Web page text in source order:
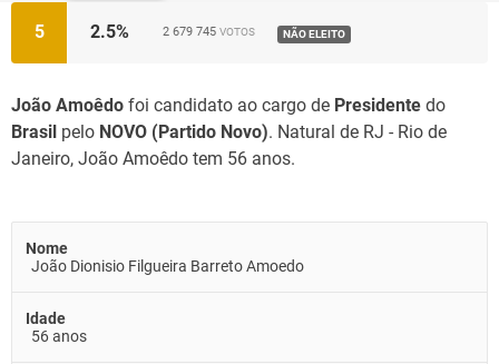
5 2.5% 2 679 745 VOTOS NÃO ELEITO
João Amoêdo foi candidato ao cargo de Presidente do
Brasil pelo NOVO (Partido Novo). Natural de RJ - Rio de
Janeiro, João Amoêdo tem 56 anos.
Nome
João Dionisio Filgueira Barreto Amoedo
Idade
56 anos